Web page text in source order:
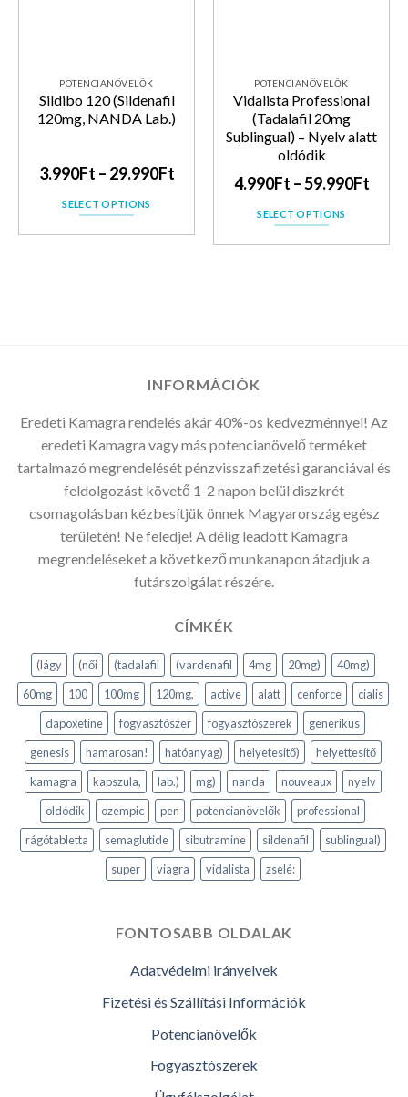
POTENCIANÖVELŐK
Sildibo 120 (Sildenafil
120mg, NANDA Lab.)
3.990Ft – 29.990Ft
SELECT OPTIONS
POTENCIANÖVELŐK
Vidalista Professional
(Tadalafil 20mg
Sublingual) – Nyelv alatt
oldódik
4.990Ft –59.990Ft
SELECT OPTIONS
INFORMÁCIÓK
Eredeti Kamagra rendelés akár 40%-os kedvezménnyel! Az
eredeti Kamagra vagy más potencianövelő terméket
tartalmazó megrendelését pénzvisszafizetési garanciával és
feldolgozást követő 1-2 napon belül diszkrét
csomagolásban kézbesítjük önnek Magyarország egész
területén! Ne feledje! A délig leadott Kamagra
megrendeléseket a következő munkanapon átadjuk a
futárszolgálat részére.
CÍMKÉK
(lágy (női (tadalafil (vardenafil 4mg 20mg)
40mg)
60mg
100 100mg 120mg, active alatt cenforce
cialis
dapoxetine
fogyasztószer fogyasztószerek
generikus
genesis
hamarosan! hatóanyag) helyetesitő)
helyettesítő
kamagra
kapszula, lab.) mg) nanda nouveaux
nyelv
oldódik
ozempic pen potencianövelők
professional
rágótabletta
semaglutide sibutramine sildenafil
sublingual)
super
viagra vidalista zselé:
FONTOSABB OLDALAK
Adatvédelmi irányelvek
Fizetési és Szállítási Információk
Potencianövelők
Fogyasztószerek